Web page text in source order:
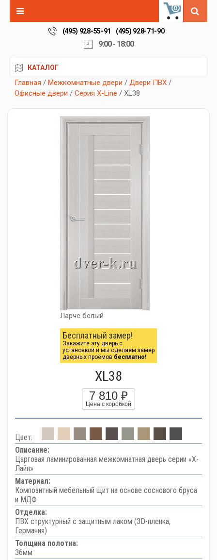
0
(495) 928-55-91 (495) 928-71-90
9:00 - 18:00
КАТАЛОГ
Главная / Межкомнатные двери / Двери ПВХ /
Офисные двери / Серия X-Line / XL38
Ларче белый
Бесплатный замер!
Закажите эту дверь с
установкой и мы сделаем замер
дверных проёмов бесплатно!
XL38
7 810 ₽
Цена с коробкой
Цвет:
Описание:
Царговая ламинированная межкомнатная дверь серии «Х-
Лайн»
Материал:
Композитный мебельный щит на основе соснового бруса
и МДФ
Отделка:
ПВХ структурный с защитным лаком (3D-пленка,
Германия)
Толщина полотна:
36мм